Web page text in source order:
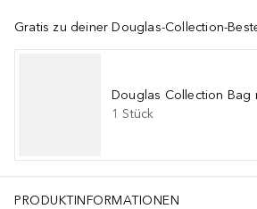
Gratis zu deiner Douglas-Collection-
Douglas Collection Bag
1 Stück
PRODUKTINFORMATIONEN